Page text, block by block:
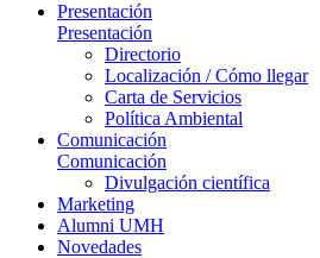
Presentación
Presentación
Directorio
Localización / Cómo llegar
Carta de Servicios
Política Ambiental
Comunicación
Comunicación
Divulgación científica
Marketing
Alumni UMH
Novedades